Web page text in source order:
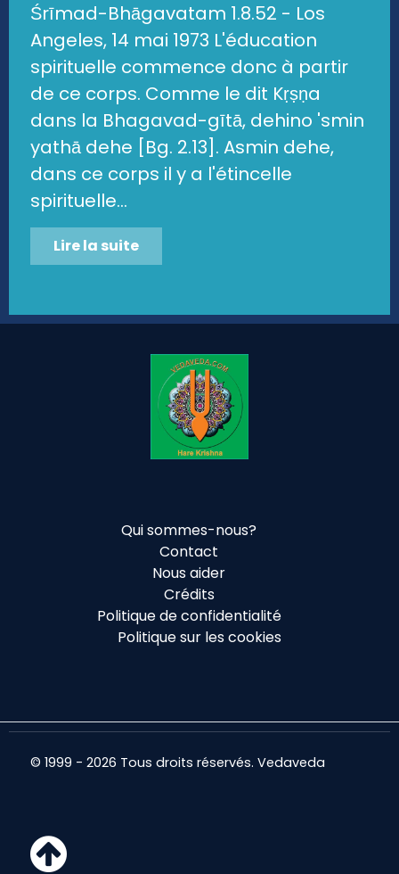
Śrīmad-Bhāgavatam 1.8.52 - Los
Angeles, 14 mai 1973 L'éducation
spirituelle commence donc à partir
de ce corps. Comme le dit Kṛṣṇa
dans la Bhagavad-gītā, dehino 'smin
yathā dehe [Bg. 2.13]. Asmin dehe,
dans ce corps il y a l'étincelle
spirituelle...
Lire la suite
Qui sommes-nous?
Contact
Nous aider
Crédits
Politique de confidentialité
Politique sur les cookies
© 1999 - 2026 Tous droits réservés. Vedaveda